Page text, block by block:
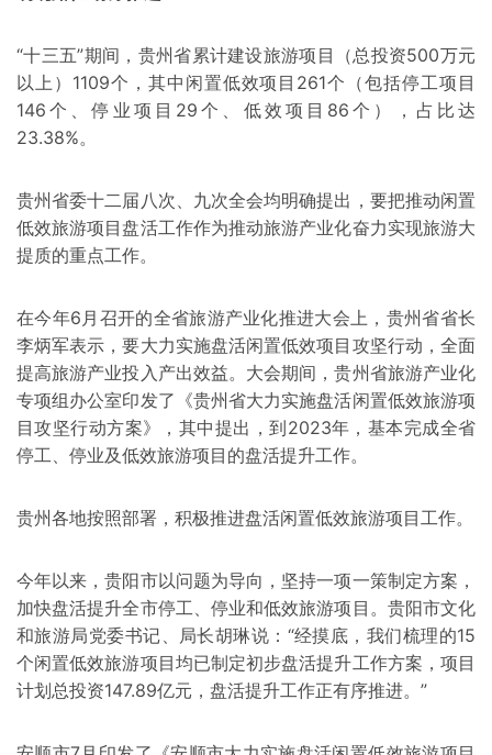
“十三五”期间，贵州省累计建设旅游项目（总投资500万元
以上）1109个，其中闲置低效项目261个（包括停工项目
146个、停业项目29个、低效项目86个），占比达
23.38%。
贵州省委十二届八次、九次全会均明确提出，要把推动闲置
低效旅游项目盘活工作作为推动旅游产业化奋力实现旅游大
提质的重点工作。
在今年6月召开的全省旅游产业化推进大会上，贵州省省长
李炳军表示，要大力实施盘活闲置低效项目攻坚行动，全面
提高旅游产业投入产出效益。大会期间，贵州省旅游产业化
专项组办公室印发了《贵州省大力实施盘活闲置低效旅游项
目攻坚行动方案》，其中提出，到2023年，基本完成全省
停工、停业及低效旅游项目的盘活提升工作。
贵州各地按照部署，积极推进盘活闲置低效旅游项目工作。
今年以来，贵阳市以问题为导向，坚持一项一策制定方案，
加快盘活提升全市停工、停业和低效旅游项目。贵阳市文化
和旅游局党委书记、局长胡琳说：“经摸底，我们梳理的15
个闲置低效旅游项目均已制定初步盘活提升工作方案，项目
计划总投资147.89亿元，盘活提升工作正有序推进。”